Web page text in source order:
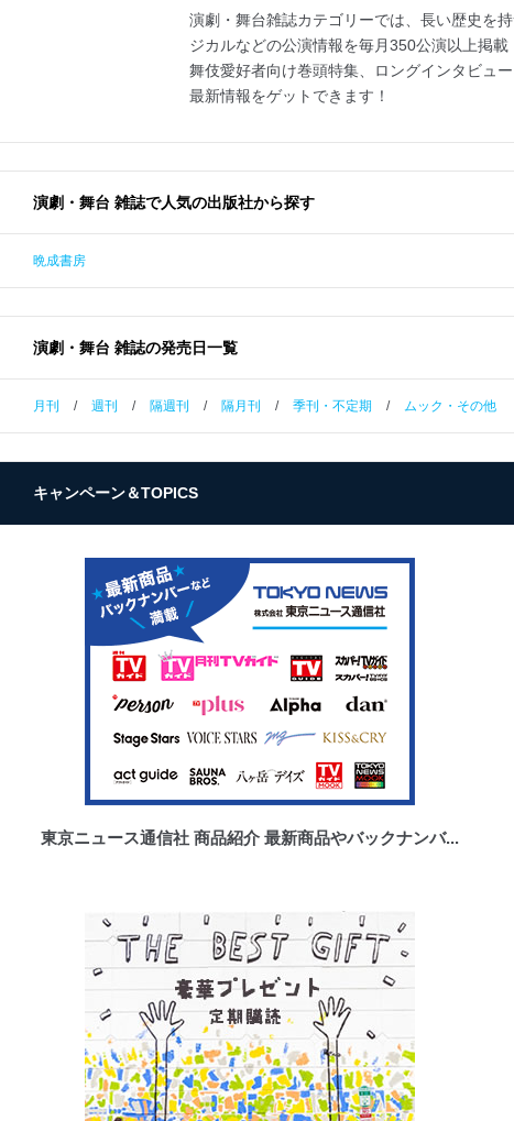
演劇・舞台雑誌カテゴリーでは、長い歴史を
ジカルなどの公演情報を毎月350公演以上掲
舞伎愛好者向け巻頭特集、ロングインタビュ
最新情報をゲットできます！
演劇・舞台 雑誌で人気の出版社から探す
晩成書房
演劇・舞台 雑誌の発売日一覧
月刊 / 週刊 / 隔週刊 / 隔月刊 / 季刊・不定期 / ムック・その他
キャンペーン＆TOPICS
東京ニュース通信社 商品紹介 最新商品やバックナンバ...